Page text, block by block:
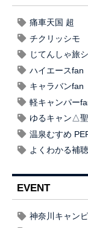
痛車天国 超
チクリッシモ
じてんしゃ旅
ハイエースfan
キャラバンfan
軽キャンパー
ゆるキャン△
温泉むすめ
よくわかる補
EVENT
神奈川キャン